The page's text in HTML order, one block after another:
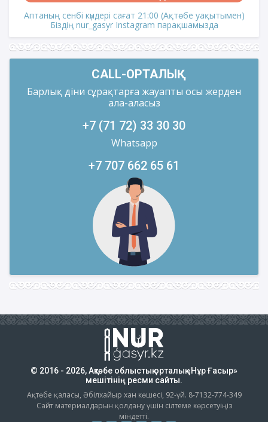
Аптаның сенбі күндері сағат 21:00 (Ақтөбе уақытымен)
Біздің nur_gasyr Instagram парақшамызда
CALL-ОРТАЛЫҚ
Барлық діни сұрақтарға жауапты осы жерден
ала-аласыз
+7 (71 72) 33 30 30
Whatsapp
+7 707 662 65 61
© 2016 - 2026, Ақтөбе облыстық орталық «Нұр Ғасыр»
мешітінің ресми сайты.
Ақтөбе қаласы, Әбілхайыр хан көшесі, 92-үй. 8-7132-774-349
Сайт материалдарын қолдану үшін сілтеме көрсетуіңіз
міндетті.